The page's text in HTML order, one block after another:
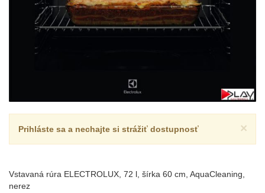
×
Prihláste sa a nechajte si strážiť dostupnosť
Vstavaná rúra ELECTROLUX, 72 l, šírka 60 cm, AquaCleaning,
nerez